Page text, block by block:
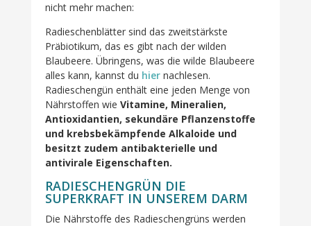
nicht mehr machen:
Radieschenblätter sind das zweitstärkste
Präbiotikum, das es gibt nach der wilden
Blaubeere. Übringens, was die wilde Blaubeere
alles kann, kannst du hiernachlesen.
Radieschengün enthält eine jeden Menge von
Nährstoffen wie Vitamine, Mineralien,
Antioxidantien, sekundäre Pflanzenstoffe
und krebsbekämpfende Alkaloide und
besitzt zudem antibakterielle und
antivirale Eigenschaften.
RADIESCHENGRÜN DIE
SUPERKRAFT IN UNSEREM DARM
Die Nährstoffe des Radieschengrüns werden